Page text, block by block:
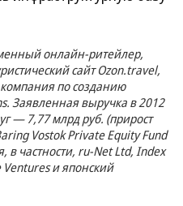
онлайн-ритейлер,
сайт Ozon.travel,
по созданию
Заявленная выручка в 2012
— 7,77 млрд руб. (прирост
Vostok Private Equity Fund
в частности, ru-Net Ltd, Index
Ventures и японский